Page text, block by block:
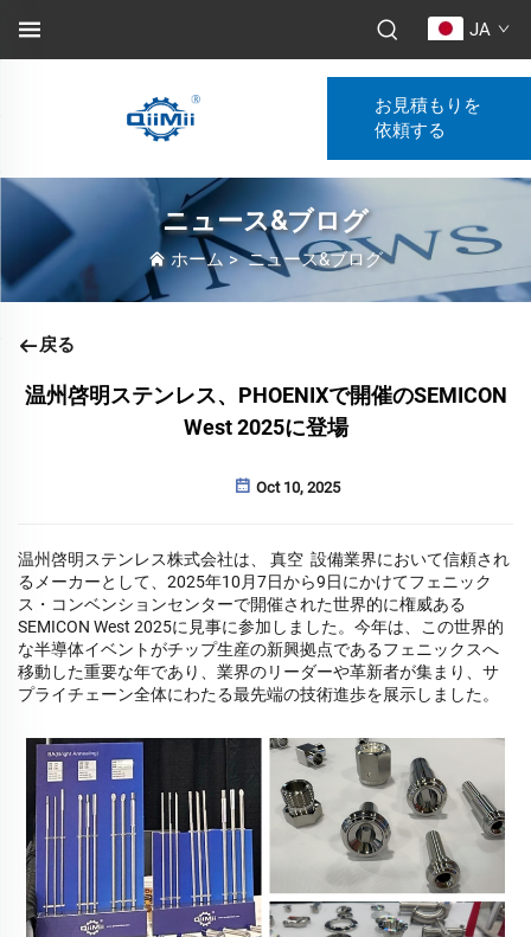
JA
お見積もりを
依頼する
ニュース&ブログ
ホーム>ニュース&ブログ
戻る
温州啓明ステンレス、PHOENIXで開催のSEMICON
West 2025に登場
Oct 10, 2025
温州啓明ステンレス株式会社は、 真空 設備業界において信頼され
るメーカーとして、2025年10月7日から9日にかけてフェニック
ス・コンベンションセンターで開催された世界的に権威ある
SEMICON West 2025に見事に参加しました。今年は、この世界的
な半導体イベントがチップ生産の新興拠点であるフェニックスへ
移動した重要な年であり、業界のリーダーや革新者が集まり、サ
プライチェーン全体にわたる最先端の技術進歩を展示しました。